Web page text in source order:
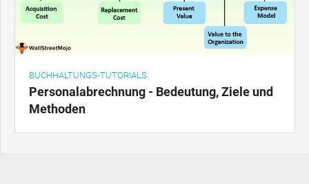
BUCHHALTUNGS-TUTORIALS
Personalabrechnung - Bedeutung, Ziele und
Methoden